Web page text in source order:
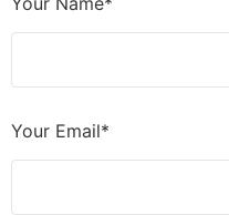
Your Email*